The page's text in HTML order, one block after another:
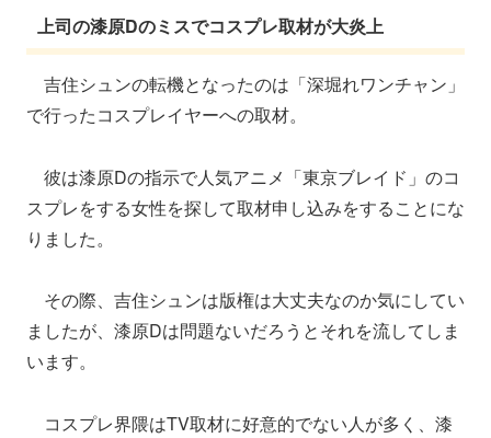
上司の漆原Dのミスでコスプレ取材が大炎上
吉住シュンの転機となったのは「深堀れワンチャン」
で行ったコスプレイヤーへの取材。
彼は漆原Dの指示で人気アニメ「東京ブレイド」のコ
スプレをする女性を探して取材申し込みをすることにな
りました。
その際、吉住シュンは版権は大丈夫なのか気にしてい
ましたが、漆原Dは問題ないだろうとそれを流してしま
います。
コスプレ界隈はTV取材に好意的でない人が多く、漆